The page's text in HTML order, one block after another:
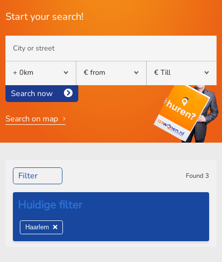
Start your search!
Search now
Search on map
Filter Found 3
Haarlem